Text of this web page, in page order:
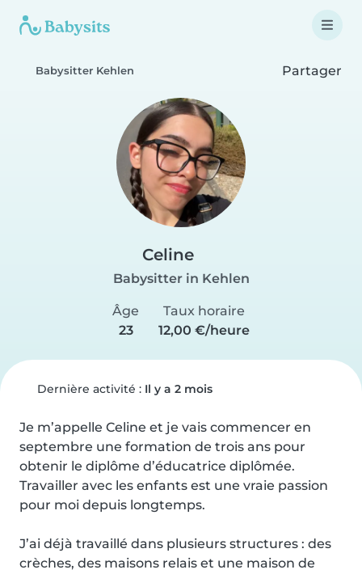
Babysitter Kehlen Partager
Celine
Babysitter in Kehlen
Âge
23
Taux horaire
12,00 €/heure
Dernière activité : Il y a 2 mois
Je m’appelle Celine et je vais commencer en
septembre une formation de trois ans pour
obtenir le diplôme d’éducatrice diplômée.
Travailler avec les enfants est une vraie passion
pour moi depuis longtemps.
J’ai déjà travaillé dans plusieurs structures : des
crèches, des maisons relais et une maison de